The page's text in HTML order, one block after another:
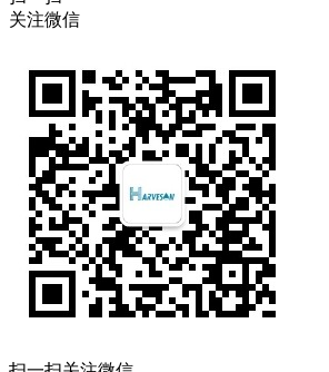
关注微信